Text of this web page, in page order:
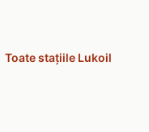
Toate stațiile Lukoil